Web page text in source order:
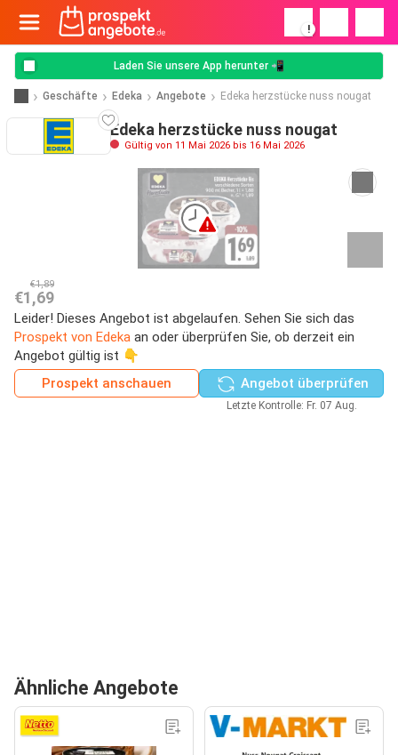
!
Laden Sie unsere App herunter 📲
Geschäfte Edeka Angebote Edeka herzstücke nuss nougat
Edeka herzstücke nuss nougat
Gültig von 11 Mai 2026 bis 16 Mai 2026
€1,89
€1,69
Leider! Dieses Angebot ist abgelaufen. Sehen Sie sich das
Prospekt von Edeka an oder überprüfen Sie, ob derzeit ein
Angebot gültig ist 👇
Prospekt anschauen
Angebot überprüfen
Letzte Kontrolle: Fr. 07 Aug.
Ähnliche Angebote